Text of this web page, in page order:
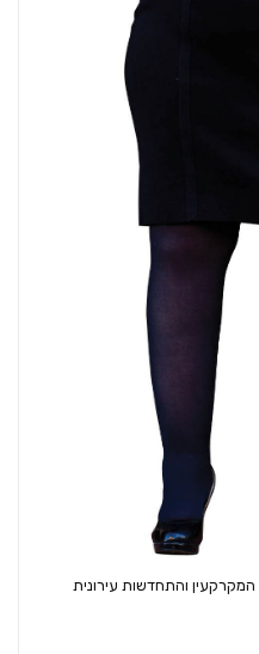
המקרקעין והתחדשות עירונית